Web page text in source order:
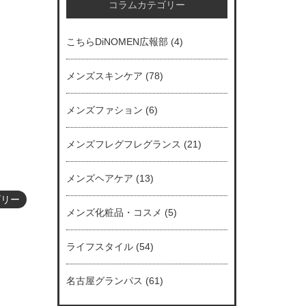
ー
コラムカテゴリー
こちらDiNOMEN広報部 (4)
メンズスキンケア (78)
メンズファション (6)
メンズフレグフレグランス (21)
メンズヘアケア (13)
メンズ化粧品・コスメ (5)
ライフスタイル(54)
名古屋グランパス (61)